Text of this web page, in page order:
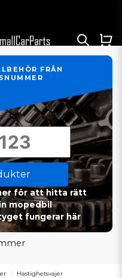
FRÅN
för att hitta rätt
mopedbil
fungerar här
Hastighetsvajer